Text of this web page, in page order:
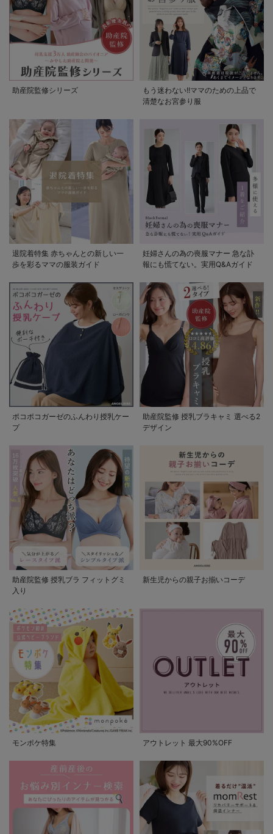
助産院監修シリーズ
もう迷わない!!ママのための上品で
清楚なお宮参り服
退院着特集 赤ちゃんとの新しい一
歩を彩るママの服装ガイド
妊婦さんの為の喪服マナー 急な訃
報にも慌てない。実用Q&Aガイド
ポコポコガーゼのふんわり授乳ケー
プ
助産院監修 授乳ブラキャミ 選べる2
デザイン
助産院監修 授乳ブラ フィットグミ
入り
新生児からの親子お揃いコーデ
モンポケ特集 アウトレット 最大90%OFF